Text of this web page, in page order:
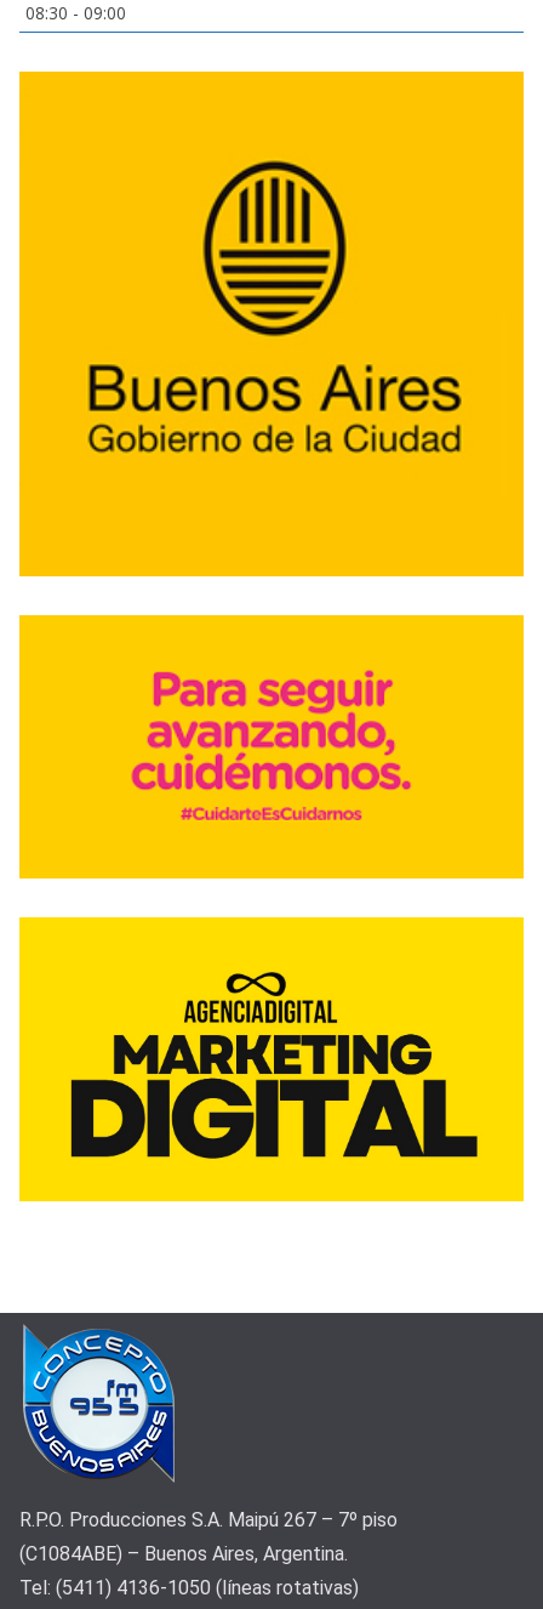
08:30 - 09:00
R.P.O. Producciones S.A. Maipú 267 – 7º piso
(C1084ABE) – Buenos Aires, Argentina.
Tel: (5411) 4136-1050 (líneas rotativas)